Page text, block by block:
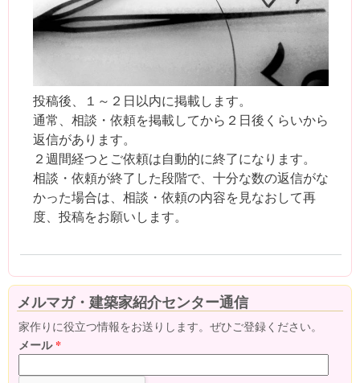
投稿後、１～２日以内に掲載します。
通常、相談・依頼を掲載してから２日後くらいから
返信があります。
２週間経つとご依頼は自動的に終了になります。
相談・依頼が終了した段階で、十分な数の返信がな
かった場合は、相談・依頼の内容を見なおして再
度、投稿をお願いします。
メルマガ・建築家紹介センター通信
家作りに役立つ情報をお送りします。ぜひご登録ください。
メール*